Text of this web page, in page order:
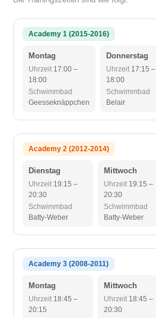
Academy 1 (2015-2016)
Montag
Uhrzeit 17:00 –
18:00
Schwimmbad
Geesseknäppchen
Donnerstag
Uhrzeit 17:15 –
18:00
Schwimmbad
Belair
Academy 2 (2012-2014)
Dienstag
Uhrzeit 19:15 –
20:30
Schwimmbad
Batty-Weber
Mittwoch
Uhrzeit19:15 –
20:30
Schwimmbad
Batty-Weber
Academy 3 (2008-2011)
Montag
Uhrzeit 18:45 –
20:15
Mittwoch
Uhrzeit18:45 –
20:30